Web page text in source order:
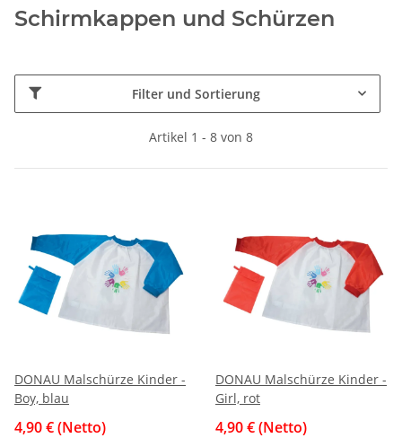
Schirmkappen und Schürzen
Filter und Sortierung
Artikel 1 - 8 von 8
DONAU Malschürze Kinder -
Boy, blau
4,90 € (Netto)
DONAU Malschürze Kinder -
Girl, rot
4,90 € (Netto)